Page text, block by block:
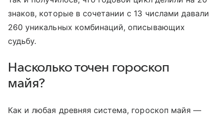
знаков, которые в сочетании с 13 числами давали
260 уникальных комбинаций, описывающих
судьбу.
Насколько точен гороскоп
майя?
Как и любая древняя система, гороскоп майя —